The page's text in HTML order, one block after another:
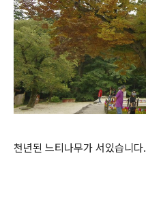
천년된 느티나무가 서있습니다.